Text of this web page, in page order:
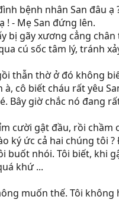
bệnh nhân San đâu ạ
! - Mẹ San đứng lên.
bị gãy xương cẳng
cú sốc tâm lý, tránh
thẫn thờ ở đó không
à, cô biết cháu rất yêu
Bây giờ chắc nó đang
cười gật đầu, rồi chầm
ký ức cả hai chúng tôi
buốt nhói. Tôi biết, khi
khứ ...
muốn thế. Tôi không